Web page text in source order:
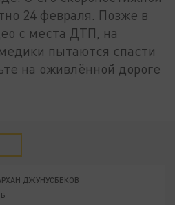
24 февраля. Позже в
с места ДТП, на
пытаются спасти
на оживлённой дороге
ДЖУНУСБЕКОВ